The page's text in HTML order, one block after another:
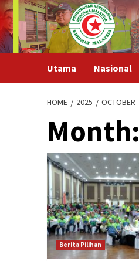
Skip
to
content
Utama Nasional
HOME 2025 OCTOBER
Month:
Berita Pilihan